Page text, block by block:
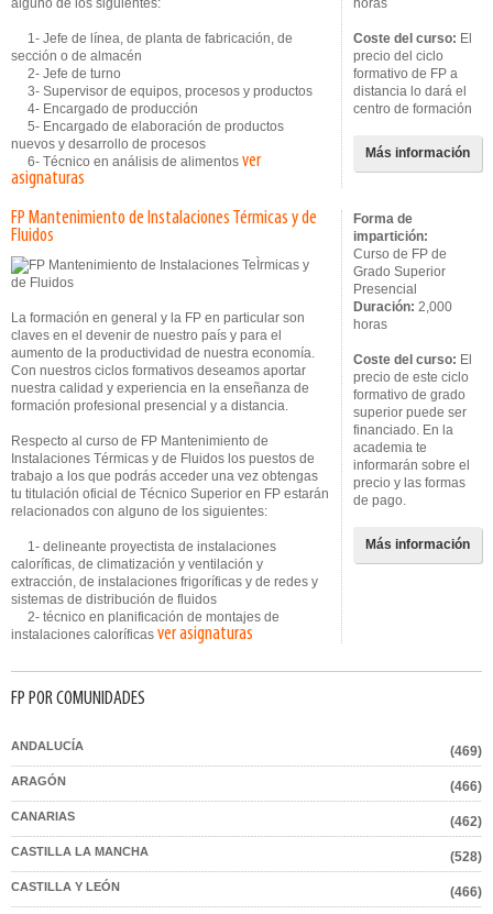
alguno de los siguientes:
1- Jefe de línea, de planta de fabricación, de
sección o de almacén
2- Jefe de turno
3- Supervisor de equipos, procesos y productos
4- Encargado de producción
5- Encargado de elaboración de productos
nuevos y desarrollo de procesos
6- Técnico en análisis de alimentos ver
asignaturas
horas
Coste del curso: El
precio del ciclo
formativo de FP a
distancia lo dará el
centro de formación
Más información
FP Mantenimiento de Instalaciones Térmicas y de
Fluidos
La formación en general y la FP en particular son
claves en el devenir de nuestro país y para el
aumento de la productividad de nuestra economía.
Con nuestros ciclos formativos deseamos aportar
nuestra calidad y experiencia en la enseñanza de
formación profesional presencial y a distancia.
Respecto al curso de FP Mantenimiento de
Instalaciones Térmicas y de Fluidos los puestos de
trabajo a los que podrás acceder una vez obtengas
tu titulación oficial de Técnico Superior en FP estarán
relacionados con alguno de los siguientes:
1- delineante proyectista de instalaciones
caloríficas, de climatización y ventilación y
extracción, de instalaciones frigoríficas y de redes y
sistemas de distribución de fluidos
2- técnico en planificación de montajes de
instalaciones caloríficas ver asignaturas
Forma de
impartición:
Curso de FP de
Grado Superior
Presencial
Duración: 2,000
horas
Coste del curso: El
precio de este ciclo
formativo de grado
superior puede ser
financiado. En la
academia te
informarán sobre el
precio y las formas
de pago.
Más información
FP POR COMUNIDADES
ANDALUCÍA (469)
ARAGÓN (466)
CANARIAS (462)
CASTILLA LA MANCHA (528)
CASTILLA Y LEÓN (466)